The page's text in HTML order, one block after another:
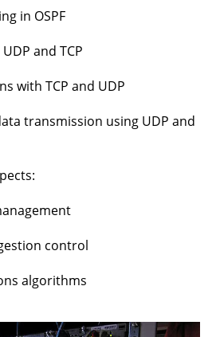
in OSPF
and TCP
with TCP and UDP
transmission using UDP and
control
algorithms